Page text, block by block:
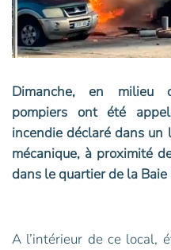
Dimanche, en milieu
pompiers ont été
incendie déclaré dans
mécanique, à proximité
dans le quartier de la
A l’intérieur de ce local,